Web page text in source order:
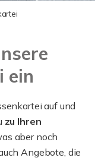
ein
auf und
zu Ihren
aber noch
Angebote, die